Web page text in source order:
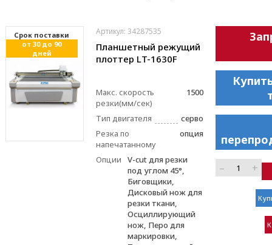
Cрок поставки
от 30 до 90
дней
Артикул: 34287535
Планшетный режущий
плоттер LT-1630F
Макс. скорость
резки(мм/сек)
1500
Тип двигателя
серво
Резка по
напечатанному
опция
Опции
V-cut для резки
под углом 45°,
Биговщики,
Дисковый нож для
резки ткани,
Осциллирующий
нож, Перо для
маркировки,
– +